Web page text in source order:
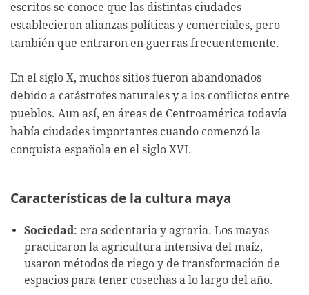
escritos se conoce que las distintas ciudades
establecieron alianzas políticas y comerciales, pero
también que entraron en guerras frecuentemente.
En el siglo X, muchos sitios fueron abandonados
debido a catástrofes naturales y a los conflictos entre
pueblos. Aun así, en áreas de Centroamérica todavía
había ciudades importantes cuando comenzó la
conquista española en el siglo XVI.
Características de la cultura maya
Sociedad: era sedentaria y agraria. Los mayas
practicaron la agricultura intensiva del maíz,
usaron métodos de riego y de transformación de
espacios para tener cosechas a lo largo del año.